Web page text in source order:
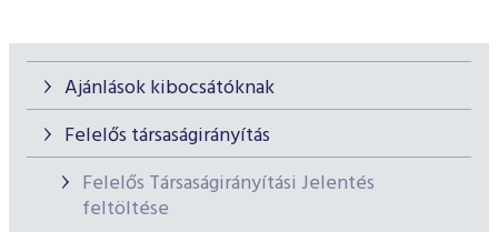
Ajánlások kibocsátóknak
Felelős társaságirányítás
Felelős Társaságirányítási Jelentés
feltöltése